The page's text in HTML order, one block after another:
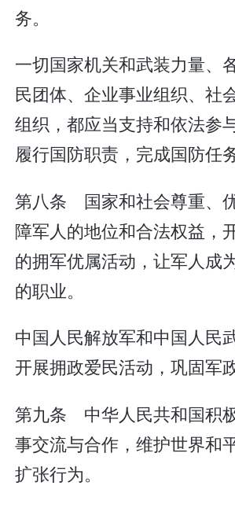
务。
一切国家机关和武装力量、
民团体、企业事业组织、社
组织，都应当支持和依法参
履行国防职责，完成国防任务
第八条 国家和社会尊重、
障军人的地位和合法权益，
的拥军优属活动，让军人成
的职业。
中国人民解放军和中国人民
开展拥政爱民活动，巩固军
第九条 中华人民共和国积
事交流与合作，维护世界和
扩张行为。